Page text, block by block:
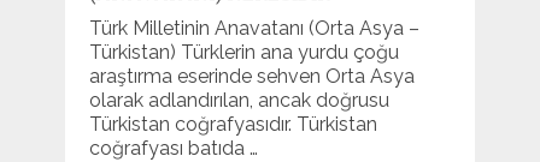
Türk Milletinin Anavatanı (Orta Asya –
Türkistan) Türklerin ana yurdu çoğu
araştırma eserinde sehven Orta Asya
olarak adlandırılan, ancak doğrusu
Türkistan coğrafyasıdır. Türkistan
coğrafyası batıda …